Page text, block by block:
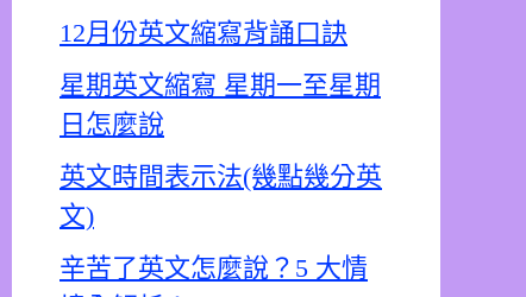
12月份英文縮寫背誦口訣
星期英文縮寫 星期一至星期
日怎麼說
英文時間表示法(幾點幾分英
文)
辛苦了英文怎麼說？5 大情